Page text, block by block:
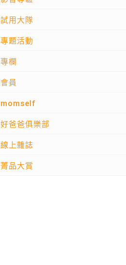
試用大隊
專題活動
專欄
會員
momself
好爸爸俱樂部
線上雜誌
菁品大賞